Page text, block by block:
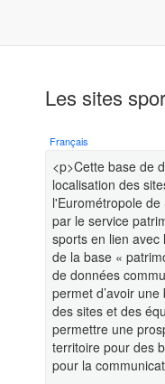
Les sites
Français
<p>Cette base de
localisation des
l'Eurométropole
par le service
sports en lien avec
de la base «
de données
permet d’avoir
des sites et des
permettre une
territoire pour des
pour la